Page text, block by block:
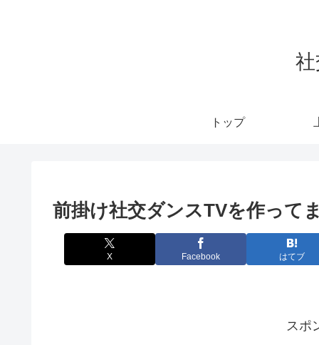
トップ
前掛け社交ダンスTVを作って
X Facebook はてブ
スポ